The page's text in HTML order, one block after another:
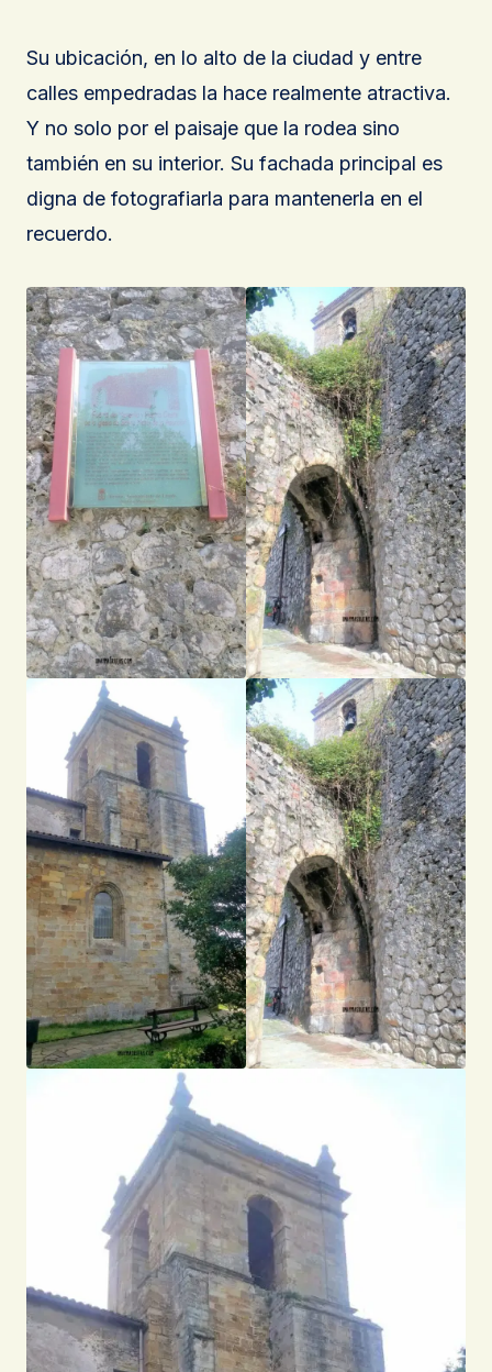
Su ubicación, en lo alto de la ciudad y entre
calles empedradas la hace realmente atractiva.
Y no solo por el paisaje que la rodea sino
también en su interior. Su fachada principal es
digna de fotografiarla para mantenerla en el
recuerdo.